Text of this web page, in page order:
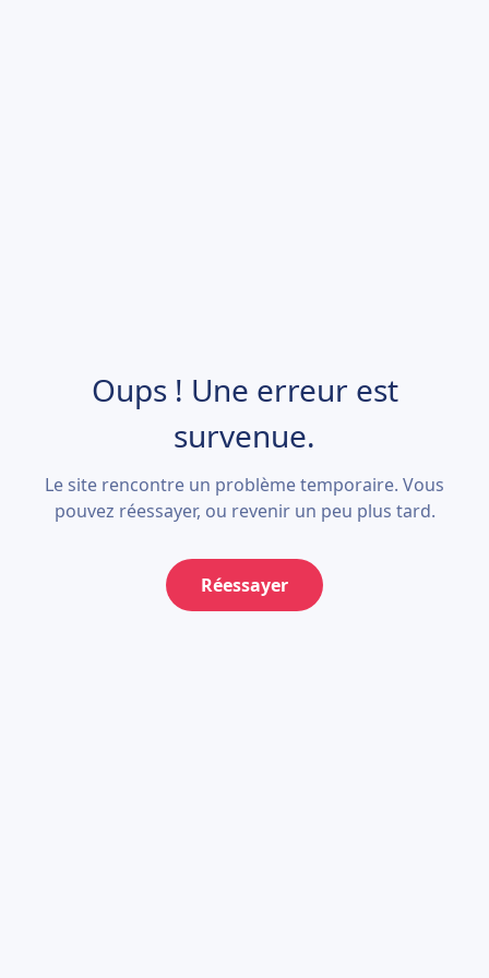
Oups ! Une erreur est
survenue.
Le site rencontre un problème temporaire. Vous
pouvez réessayer, ou revenir un peu plus tard.
Réessayer